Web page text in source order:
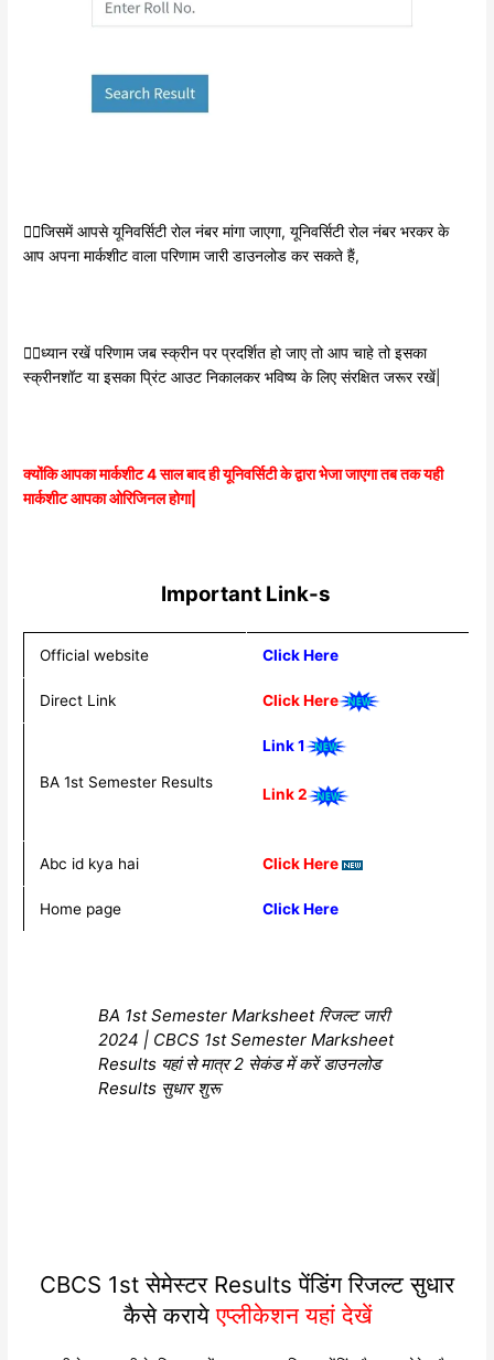
👉🏿जिसमें आपसे यूनिवर्सिटी रोल नंबर मांगा जाएगा, यूनिवर्सिटी रोल नंबर भरकर के
आप अपना मार्कशीट वाला परिणाम जारी डाउनलोड कर सकते हैं,
👉🏿ध्यान रखें परिणाम जब स्क्रीन पर प्रदर्शित हो जाए तो आप चाहे तो इसका
स्क्रीनशॉट या इसका प्रिंट आउट निकालकर भविष्य के लिए संरक्षित जरूर रखें|
क्योंकि आपका मार्कशीट 4 साल बाद ही यूनिवर्सिटी के द्वारा भेजा जाएगा तब तक यही
मार्कशीट आपका ओरिजिनल होगा|
Important Link-s
Official website Click Here
Direct Link Click Here
BA 1st Semester Results
Link 1
Link 2
Abc id kya hai Click Here
Home page Click Here
BA 1st Semester Marksheet रिजल्ट जारी
2024 | CBCS 1st Semester Marksheet
Results यहां से मात्र 2 सेकंड में करें डाउनलोड
Results सुधार शुरू
CBCS 1st सेमेस्टर Results पेंडिंग रिजल्ट सुधार
कैसे करायेएप्लीकेशन यहां देखें